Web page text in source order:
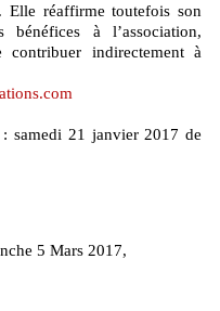
Elle réaffirme toutefois son
à l’association,
contribuer indirectement à
samedi 21 janvier 2017 de
5 Mars 2017,